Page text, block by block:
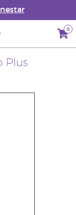
0
Plus